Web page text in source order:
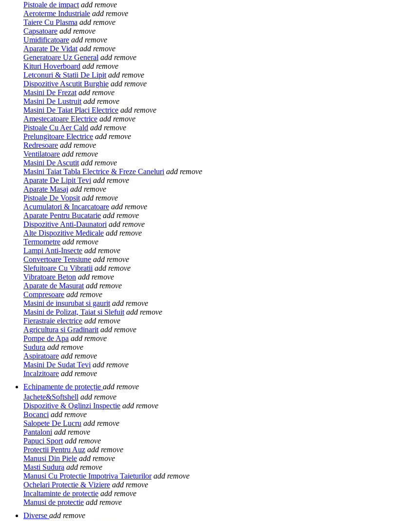
Pistoale de impact add remove
Aeroterme Industriale add remove
Taiere Cu Plasma add remove
Capsatoare add remove
Umidificatoare add remove
Aparate De Vidat add remove
Generatoare Uz General add remove
Kituri Hoverboard add remove
Letconuri & Statii De Lipit add remove
Dispozitive Ascutit Burghie add remove
Masini De Frezat add remove
Masini De Lustruit add remove
Masini De Taiat Placi Electrice add remove
Amestecatoare Electrice add remove
Pistoale Cu Aer Cald add remove
Prelungitoare Electrice add remove
Redresoare add remove
Ventilatoare add remove
Masini De Ascutit add remove
Masini Taiat Tabla Electrice & Freze Caneluri add remove
Aparate De Lipit Tevi add remove
Aparate Masaj add remove
Pistoale De Vopsit add remove
Acumulatori & Incarcatoare add remove
Aparate Pentru Bucatarie add remove
Dispozitive Anti-Daunatori add remove
Alte Dispozitive Medicale add remove
Termometre add remove
Lampi Anti-Insecte add remove
Convertoare Tensiune add remove
Slefuitoare Cu Vibratii add remove
Vibratoare Beton add remove
Aparate de Masurat add remove
Compresoare add remove
Masini de insurubat si gaurit add remove
Masini de Polizat, Taiat si Slefuit add remove
Fierastraie electrice add remove
Agricultura si Gradinarit add remove
Pompe de Apa add remove
Sudura add remove
Aspiratoare add remove
Masini De Sudat Tevi add remove
Incalzitoare add remove
Echipamente de protecție add remove
Jachete&Softshell add remove
Dispozitive & Oglinzi Inspectie add remove
Bocanci add remove
Salopete De Lucru add remove
Pantaloni add remove
Papuci Sport add remove
Protectii Pentru Auz add remove
Manusi Din Piele add remove
Masti Sudura add remove
Manusi Cu Protectie Impotriva Taieturilor add remove
Ochelari Protectie & Viziere add remove
Incaltaminte de protectie add remove
Manusi de protectie add remove
Diverse add remove